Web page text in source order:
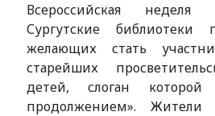
Всероссийская неделя
Сургутские библиотеки
желающих стать
старейших
детей, слоган
продолжением».